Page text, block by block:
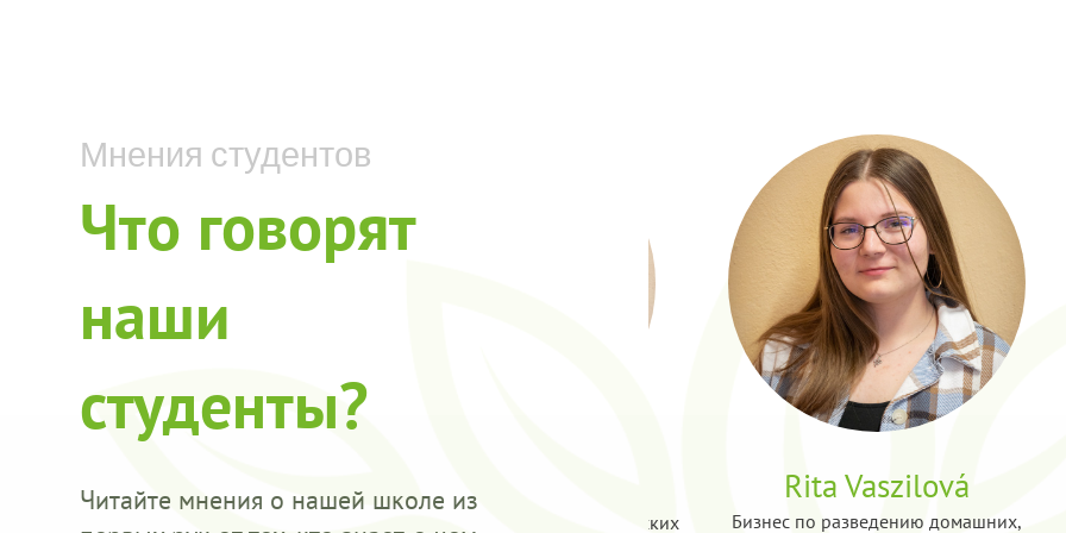
Мнения студентов
Что говорят
наши
студенты?
Читайте мнения о нашей школе из
Zuzana Perichtová
Пекарь-кондитер
Lilla Tóthová
Предприниматель для развития сельских
Rita Vaszilová
Бизнес по разведению домашних,